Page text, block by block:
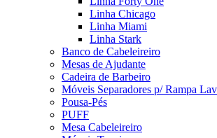
Linha Chicago
Linha Miami
Linha Stark
Banco de Cabeleireiro
Mesas de Ajudante
Cadeira de Barbeiro
Móveis Separadores p/ Rampa
Pousa-Pés
PUFF
Mesa Cabeleireiro